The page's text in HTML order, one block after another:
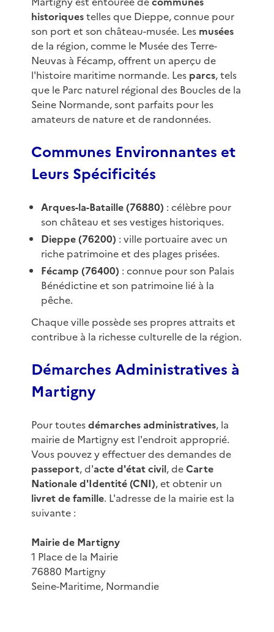
historiquestelles que Dieppe, connue pour
son port et son château-musée. Les musées
de la région, comme le Musée des Terre-
Neuvas à Fécamp, offrent un aperçu de
l'histoire maritime normande. Les parcs, tels
que le Parc naturel régional des Boucles de la
Seine Normande, sont parfaits pour les
amateurs de nature et de randonnées.
Communes Environnantes et
Leurs Spécificités
Arques-la-Bataille (76880) : célèbre pour
son château et ses vestiges historiques.
Dieppe (76200) : ville portuaire avec un
riche patrimoine et des plages prisées.
Fécamp (76400) : connue pour son Palais
Bénédictine et son patrimoine lié à la
pêche.
Chaque ville possède ses propres attraits et
contribue à la richesse culturelle de la région.
Démarches Administratives à
Martigny
Pour toutesdémarches administratives, la
mairie de Martigny est l'endroit approprié.
Vous pouvez y effectuer des demandes de
passeport, d'acte d'état civil, deCarte
Nationale d'Identité (CNI), et obtenir un
livret de famille. L'adresse de la mairie est la
suivante :
Mairie de Martigny
1 Place de la Mairie
76880 Martigny
Seine-Maritime, Normandie